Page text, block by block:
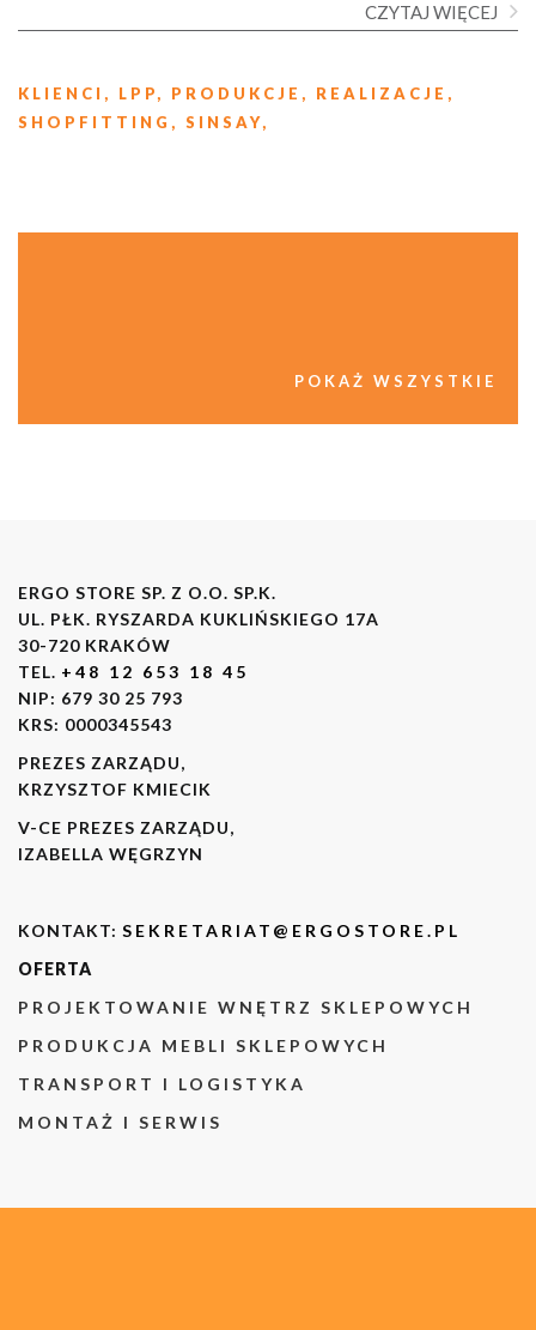
CZYTAJ WIĘCEJ
KLIENCI, LPP, PRODUKCJE, REALIZACJE,
SHOPFITTING, SINSAY,
POKAŻ WSZYSTKIE
ERGO STORE SP. Z O.O. SP.K.
UL. PŁK. RYSZARDA KUKLIŃSKIEGO 17A
30-720 KRAKÓW
TEL. +48 12 653 18 45
NIP: 679 30 25 793
KRS: 0000345543
PREZES ZARZĄDU,
KRZYSZTOF KMIECIK
V-CE PREZES ZARZĄDU,
IZABELLA WĘGRZYN
KONTAKT: SEKRETARIAT@ERGOSTORE.PL
OFERTA
PROJEKTOWANIE WNĘTRZ SKLEPOWYCH
PRODUKCJA MEBLI SKLEPOWYCH
TRANSPORT I LOGISTYKA
MONTAŻ I SERWIS